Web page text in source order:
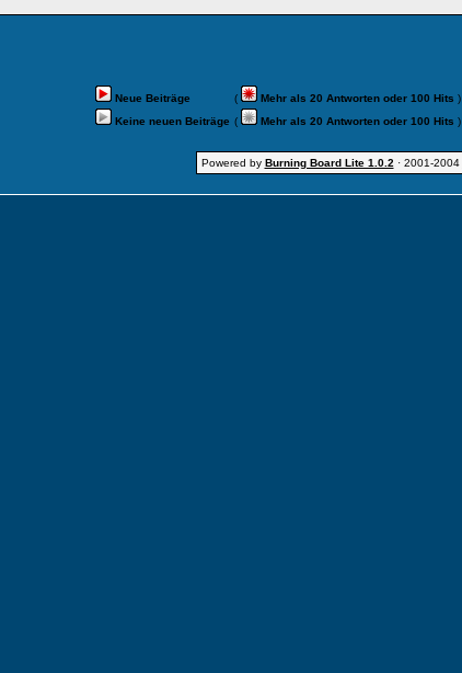
Neue Beiträge ( Mehr als 20 Antworten oder 100 Hits )
Keine neuen Beiträge ( Mehr als 20 Antworten oder 100 Hits )
Powered by Burning Board Lite 1.0.2 · 2001-2004